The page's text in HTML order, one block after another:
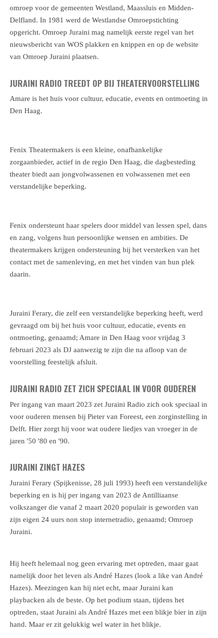
omroep voor de gemeenten Westland, Maassluis en Midden-
Delfland. In 1981 werd de Westlandse Omroepstichting
opgericht. Omroep Juraini mag namelijk eerste regel van het
nieuwsbericht van WOS plakken en knippen en op de website
van Omroep Juraini plaatsen.
JURAINI RADIO TREEDT OP BIJ THEATERVOORSTELLING
Amare is het huis voor cultuur, educatie, events en ontmoeting in
Den Haag.
Fenix Theatermakers is een kleine, onafhankelijke
zorgaanbieder, actief in de regio Den Haag, die dagbesteding
theater biedt aan jongvolwassenen en volwassenen met een
verstandelijke beperking.
Fenix ondersteunt haar spelers door middel van lessen spel, dans
en zang, volgens hun persoonlijke wensen en ambities. De
theatermakers krijgen ondersteuning bij het versterken van het
contact met de samenleving, en met het vinden van hun plek
daarin.
Juraini Ferary, die zelf een verstandelijke beperking heeft, werd
gevraagd om bij het huis voor cultuur, educatie, events en
ontmoeting, genaamd; Amare in Den Haag voor vrijdag 3
februari 2023 als DJ aanwezig te zijn die na afloop van de
voorstelling feestelijk afsluit.
JURAINI RADIO ZET ZICH SPECIAAL IN VOOR OUDEREN
Per ingang van maart 2023 zet Juraini Radio zich ook speciaal in
voor ouderen mensen bij Pieter van Foreest, een zorginstelling in
Delft. Hier zorgt hij voor wat oudere liedjes van vroeger in de
jaren '50 '80 en '90.
JURAINI ZINGT HAZES
Juraini Ferary (Spijkenisse, 28 juli 1993) heeft een verstandelijke
beperking en is hij per ingang van 2023 de Antilliaanse
volkszanger die vanaf 2 maart 2020 populair is geworden van
zijn eigen 24 uurs non stop internetradio, genaamd; Omroep
Juraini.
Hij heeft helemaal nog geen ervaring met optreden, maar gaat
namelijk door het leven als André Hazes (look a like van André
Hazes). Meezingen kan hij niet echt, maar Juraini kan
playbacken als de beste. Op het podium staan, tijdens het
optreden, staat Juraini als André Hazes met een blikje bier in zijn
hand. Maar er zit gelukkig wel water in het blikje.